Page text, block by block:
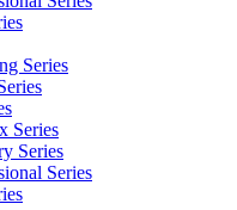
Series
Series
Series
Series